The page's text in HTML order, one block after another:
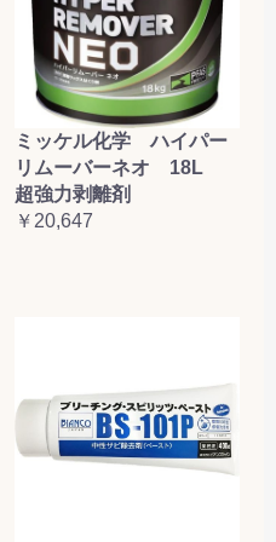
ミッケル化学 ハイパー
リムーバーネオ 18L
超強力剥離剤
￥20,647